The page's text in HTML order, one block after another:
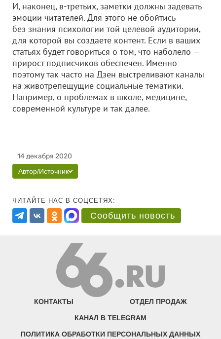
И, наконец, в-третьих, заметки должны задевать
эмоции читателей. Для этого не обойтись
без знания психологии той целевой аудитории,
для которой вы создаете контент. Если в ваших
статьях будет говориться о том, что наболело —
прирост подписчиков обеспечен. Именно
поэтому так часто на Дзен выстреливают каналы
на животрепещущие социальные тематики.
Например, о проблемах в школе, медицине,
современной культуре и так далее.
14 декабря 2020
Автор/Источник
ЧИТАЙТЕ НАС В СОЦСЕТЯХ:
Сообщить новость
КОНТАКТЫ ОТДЕЛ ПРОДАЖ
КАНАЛ В TELEGRAM
ПОЛИТИКА ОБРАБОТКИ ПЕРСОНАЛЬНЫХ ДАННЫХ